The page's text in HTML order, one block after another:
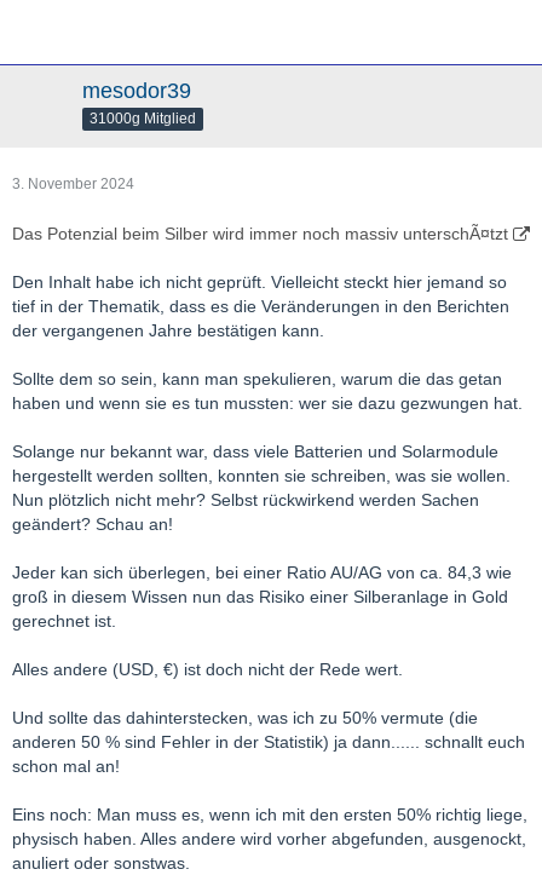
mesodor39
31000g Mitglied
3. November 2024
Das Potenzial beim Silber wird immer noch massiv unterschÃ¤tzt
Den Inhalt habe ich nicht geprüft. Vielleicht steckt hier jemand so
tief in der Thematik, dass es die Veränderungen in den Berichten
der vergangenen Jahre bestätigen kann.
Sollte dem so sein, kann man spekulieren, warum die das getan
haben und wenn sie es tun mussten: wer sie dazu gezwungen hat.
Solange nur bekannt war, dass viele Batterien und Solarmodule
hergestellt werden sollten, konnten sie schreiben, was sie wollen.
Nun plötzlich nicht mehr? Selbst rückwirkend werden Sachen
geändert? Schau an!
Jeder kan sich überlegen, bei einer Ratio AU/AG von ca. 84,3 wie
groß in diesem Wissen nun das Risiko einer Silberanlage in Gold
gerechnet ist.
Alles andere (USD, €) ist doch nicht der Rede wert.
Und sollte das dahinterstecken, was ich zu 50% vermute (die
anderen 50 % sind Fehler in der Statistik) ja dann...... schnallt euch
schon mal an!
Eins noch: Man muss es, wenn ich mit den ersten 50% richtig liege,
physisch haben. Alles andere wird vorher abgefunden, ausgenockt,
anuliert oder sonstwas.